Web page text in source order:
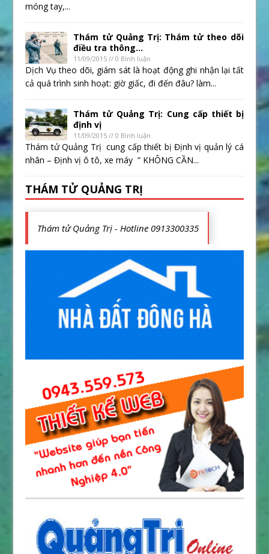
móng tay,...
Thám tử Quảng Trị: Thám tử theo dõi
điều tra thông...
11/09/2015 // 0 Bình luận
Dịch Vụ theo dõi, giám sát là hoạt động ghi nhận lại tất
cả quá trình sinh hoạt: giờ giấc, đi đến đâu? làm...
Thám tử Quảng Trị: Cung cấp thiết bị
định vị
11/09/2015 // 0 Bình luận
Thám tử Quảng Trị cung cấp thiết bị Định vị quản lý cá
nhân – Định vị ô tô, xe máy ” KHÔNG CẦN...
THÁM TỬ QUẢNG TRỊ
Thám tử Quảng Trị - Hotline 0913300335